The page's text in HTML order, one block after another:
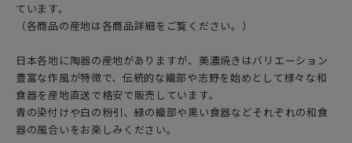
ています。
（各商品の産地は各商品詳細をご覧ください。）
日本各地に陶器の産地がありますが、美濃焼きはバリエーション
豊富な作風が特徴で、伝統的な織部や志野を始めとして様々な和
食器を産地直送で格安で販売しています。
青の染付けや白の粉引、緑の織部や黒い食器などそれぞれの和食
器の風合いをお楽しみください。